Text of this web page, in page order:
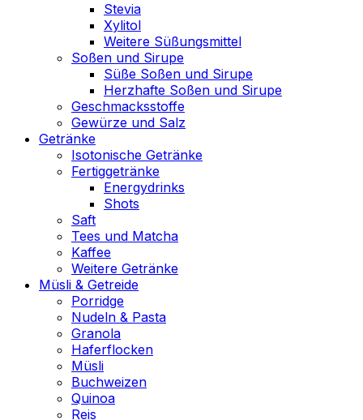
Stevia
Xylitol
Weitere Süßungsmittel
Soßen und Sirupe
Süße Soßen und Sirupe
Herzhafte Soßen und Sirupe
Geschmacksstoffe
Gewürze und Salz
Getränke
Isotonische Getränke
Fertiggetränke
Energydrinks
Shots
Saft
Tees und Matcha
Kaffee
Weitere Getränke
Müsli & Getreide
Porridge
Nudeln & Pasta
Granola
Haferflocken
Müsli
Buchweizen
Quinoa
Reis